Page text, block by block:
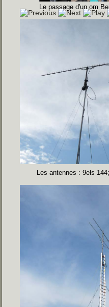
Le passage d'un om
Les antennes : 9els